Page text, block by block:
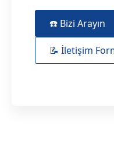
☎️ Bizi Arayın
📝 İletişim